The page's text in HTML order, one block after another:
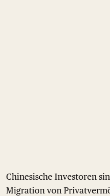
Chinesische Investoren
Migration von